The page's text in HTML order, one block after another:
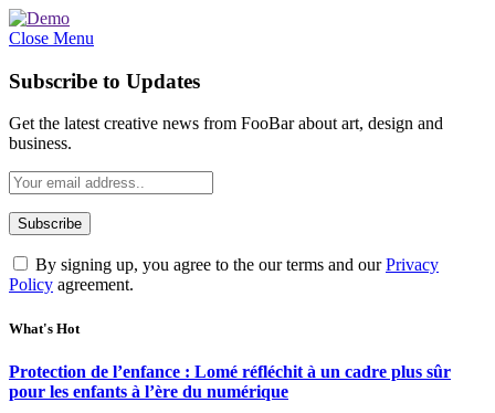
Close Menu
Subscribe to Updates
Get the latest creative news from FooBar about art, design and
business.
By signing up, you agree to the our terms and ourPrivacy
Policy agreement.
What's Hot
Protection de l’enfance : Lomé réfléchit à un cadre plus sûr
pour les enfants à l’ère du numérique